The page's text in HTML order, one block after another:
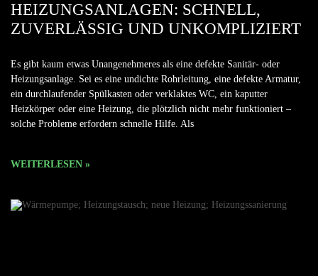
HEIZUNGSANLAGEN: SCHNELL,
ZUVERLÄSSIG UND UNKOMPLIZIERT
Es gibt kaum etwas Unangenehmeres als eine defekte Sanitär- oder
Heizungsanlage. Sei es eine undichte Rohrleitung, eine defekte Armatur,
ein durchlaufender Spülkasten oder verklaktes WC, ein kaputter
Heizkörper oder eine Heizung, die plötzlich nicht mehr funktioniert –
solche Probleme erfordern schnelle Hilfe. Als
WEITERLESEN »